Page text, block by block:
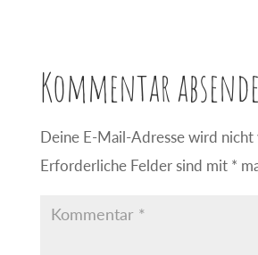
Kommentar
Deine E-Mail-Adresse wird
Erforderliche Felder sind mit *